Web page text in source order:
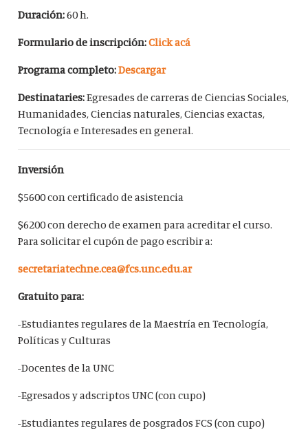
Duración:60 h.
Formulario de inscripción:Click acá
Programa completo:Descargar
Destinataries:Egresades de carreras de Ciencias Sociales,
Humanidades, Ciencias naturales, Ciencias exactas,
Tecnología e Interesades en general.
Inversión
$5600 con certificado de asistencia
$6200 con derecho de examen para acreditar el curso.
Para solicitar el cupón de pago escribir a:
secretariatechne.cea@fcs.unc.edu.ar
Gratuito para:
-Estudiantes regulares de la Maestría en Tecnología,
Políticas y Culturas
-Docentes de la UNC
-Egresados y adscriptos UNC (con cupo)
-Estudiantes regulares de posgrados FCS (con cupo)